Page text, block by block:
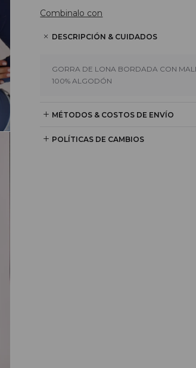
Combinalo con
DESCRIPCIÓN & CUIDADOS
GORRA DE LONA BORDADA CON
100% ALGODÓN
MÉTODOS & COSTOS DE ENVÍO
POLÍTICAS DE CAMBIOS